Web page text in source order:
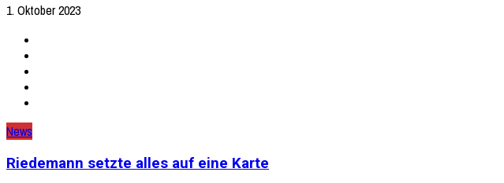
1. Oktober 2023
News
Riedemann setzte alles auf eine Karte